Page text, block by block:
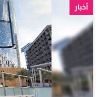
يشهد تحوّلاً متسارعاً نحو
مدفوعةً بسعي المستثمرين
وذات عوائد أعلى، وفي
أخبار